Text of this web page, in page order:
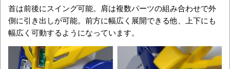
首は前後にスイング可能。肩は複数パーツの組み合わせで外
側に引き出しが可能。前方に幅広く展開できる他、上下にも
幅広く可動するようになっています。